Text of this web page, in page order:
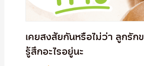
เคยสงสัยกันหรือไม่ว่า ลูกรักข
รู้สึกอะไรอยู่นะ